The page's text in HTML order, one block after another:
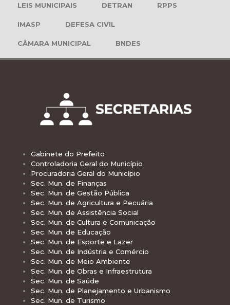
LEIS MUNICIPAIS DETRAN RPPS
IMASP DEFESA CIVIL
CÂMARA MUNICIPAL BNDES
Gabinete do Prefeito
Controladoria Geral do Município
Procuradoria Geral do Município
Sec. Mun. de Finanças
Sec. Mun. de Gestão Pública
Sec. Mun. de Agricultura e Pecuária
Sec. Mun. de Assistência Social
Sec. Mun. de Cultura e Comunicação
Sec. Mun. de Educação
Sec. Mun. de Esporte e Lazer
Sec. Mun. de Indústria e Comércio
Sec. Mun. de Meio Ambiente
Sec. Mun. de Obras e Infraestrutura
Sec. Mun. de Saúde
Sec. Mun. de Planejamento e Urbanismo
Sec. Mun. de Turismo